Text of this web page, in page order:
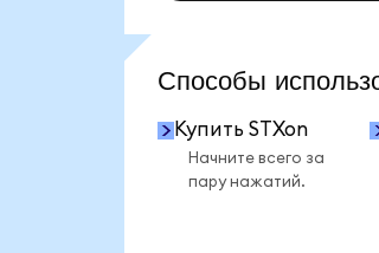
Способы
Купить STXon
Начните всего за
пару нажатий.